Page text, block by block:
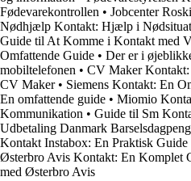
Fødevarekontrollen • Jobcenter
Nødhjælp Kontakt: Hjælp i
Guide til At Komme i Kontakt med
Omfattende Guide • Der er i
mobiltelefonen • CV Maker Kontakt:
CV Maker• Siemens Kontakt: En
En omfattende guide • Miomio
Kommunikation • Guide til Sm
Udbetaling Danmark
Kontakt Instabox: En Praktisk
Østerbro Avis Kontakt: En Komplet
med Østerbro Avis